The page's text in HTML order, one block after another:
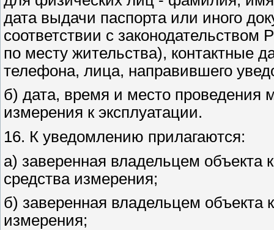
дата выдачи паспорта или иного
соответствии с
по месту жительства), контактные
телефона, лица, направившего
б) дата, время и место проведения
измерения к эксплуатации.
16. К уведомлению прилагаются:
а) заверенная владельцем объекта
средства измерения;
б) заверенная владельцем объекта
измерения;